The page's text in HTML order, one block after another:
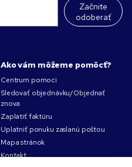
Začnite
odoberať
Ako vám môžeme pomôcť?
Centrum pomoci
Sledovať objednávku/Objednať
znova
Zaplatiť faktúru
Uplatniť ponuku zaslanú poštou
Mapa stránok
Kontakt